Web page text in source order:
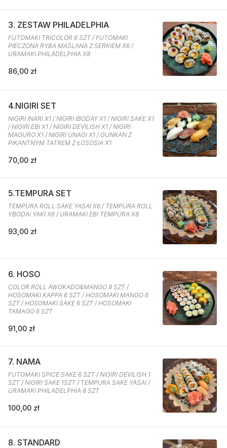
3. ZESTAW PHILADELPHIA
FUTOMAKI TRICOLOR 6 SZT / FUTOMAKI
PIECZONA RYBA MAŚLANA Z SERKIEM X6 /
URAMAKI PHILADELPHIA X8
86,00 zł
4.NIGIRI SET
NIGIRI INARI X1 / NIGIRI IBODAY X1 / NIGIRI SAKE X1
/ NIGIRI EBI X1 / NIGIRI DEVILISH X1 / NIGIRI
MAGURO X1 / NIGIRI UNAGI X1 / GUNKAN Z
PIKANTNYM TATREM Z ŁOSOSIA X1
70,00 zł
5.TEMPURA SET
TEMPURA ROLL SAKE YASAI X6 / TEMPURA ROLL
YBODAI YAKI X6 / URAMAKI EBI TEMPURA X8
93,00 zł
6. HOSO
COLOR ROLL AWOKADO&MANGO 8 SZT /
HOSOMAKI KAPPA 6 SZT / HOSOMAKI MANGO 6
SZT / HOSOMAKI SAKE 6 SZT / HOSOMAKI
TAMAGO 6 SZT
91,00 zł
7. NAMA
FUTOMAKI SPICE SAKE 6 SZT / NIGIRI DEVILISH 1
SZT / NIGIRI SAKE 1SZT / TEMPURA SAKE YASAI /
URAMAKI PHILADELPHIA 8 SZT
100,00 zł
8. STANDARD